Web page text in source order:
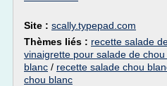
Site : scally.typepad.com
Thèmes liés : recette salade
vinaigrette pour salade de chou
blanc / recette salade chou
chou blanc